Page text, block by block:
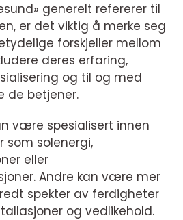
generelt refererer til
er det viktig å merke seg
forskjeller mellom
deres erfaring,
og til og med
de betjener.
være spesialisert innen
som solenergi,
eller
Andre kan være mer
spekter av ferdigheter
og vedlikehold.